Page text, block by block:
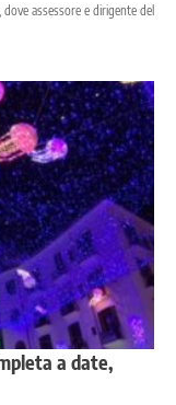
assessore e dirigente del
a date,